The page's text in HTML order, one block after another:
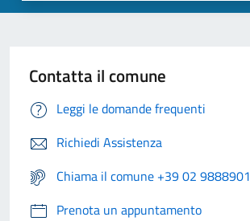
Contatta il comune
Leggi le domande frequenti
Richiedi Assistenza
Chiama il comune +39 02 9888901
Prenota un appuntamento